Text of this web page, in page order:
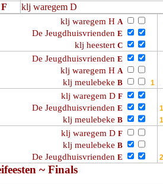
F
klj waregem D
klj waregem H A
De Jeugdhuisvrienden E
klj heestert C
De Jeugdhuisvrienden E
klj waregem H A
klj meulebeke B
klj waregem D F
De Jeugdhuisvrienden E
klj meulebeke B
klj waregem D F
klj meulebeke B
De Jeugdhuisvrienden E
~ Finals